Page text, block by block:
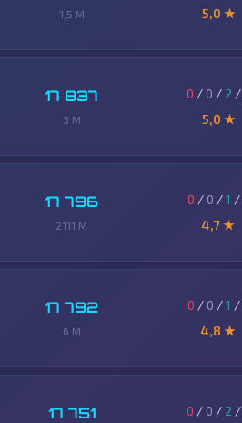
1,5 M
5,0 ★
17 837
3 M
0 / 0 / 2 /
5,0 ★
17 796
2111 M
0 / 0 /1 /
4,7 ★
17 792
6 M
0 / 0 /1 /
4,8 ★
17 751 0 / 0 / 2 /